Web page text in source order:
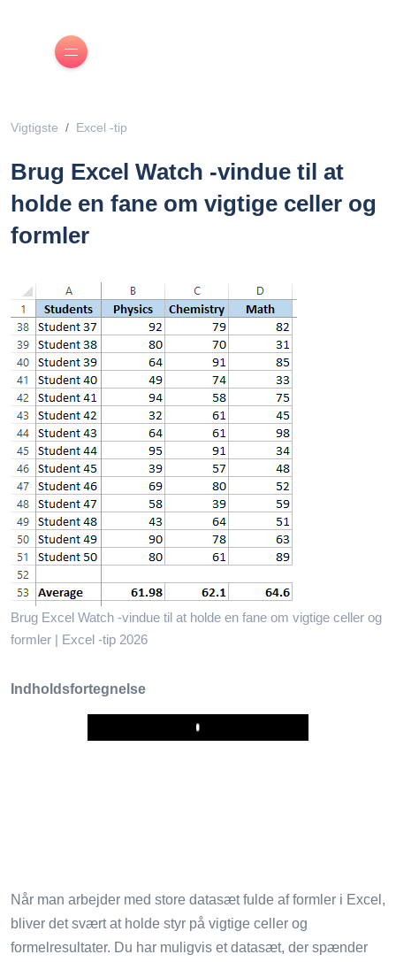
Vigtigste Excel -tip
Brug Excel Watch -vindue til at
holde en fane om vigtige celler og
formler
Brug Excel Watch -vindue til at holde en fane om vigtige celler og
formler | Excel -tip 2026
Indholdsfortegnelse
Play
Når man arbejder med store datasæt fulde af formler i Excel,
bliver det svært at holde styr på vigtige celler og
formelresultater. Du har muligvis et datasæt, der spænder